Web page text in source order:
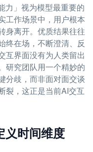
力」视为模型最重要的
工作场景中，用户根本
身离开。优质结果往往
在场，不断澄清、反
互界面没有为人类留出
研究团队用一个精妙的
分歧，而非面对面交谈
，这正是当前AI交互
义时间维度